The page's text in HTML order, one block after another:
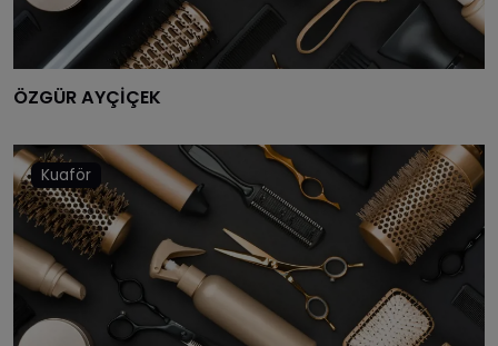
BAYBURT
KARAMAN
KIRIKKALE
BATMAN
ŞIRNAK
BARTIN
ARDAHAN
IĞDIR
ÖZGÜR AYÇİÇEK
Kuaför